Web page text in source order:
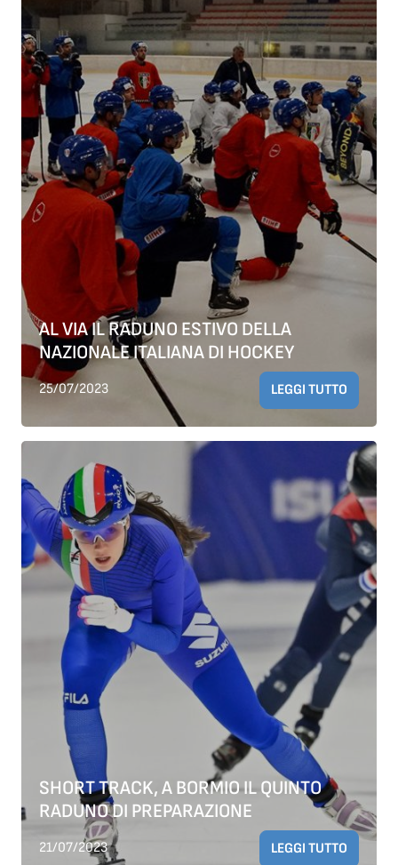
AL VIA IL RADUNO ESTIVO DELLA
NAZIONALE ITALIANA DI HOCKEY
25/07/2023 LEGGI TUTTO
SHORT TRACK, A BORMIO IL QUINTO
RADUNO DI PREPARAZIONE
21/07/2023 LEGGI TUTTO